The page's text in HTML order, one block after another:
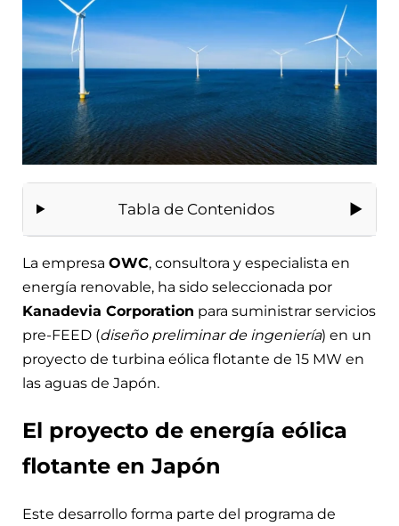
Tabla de Contenidos
La empresa OWC, consultora y especialista en
energía renovable, ha sido seleccionada por
Kanadevia Corporation para suministrar servicios
pre-FEED (diseño preliminar de ingeniería) en un
proyecto de turbina eólica flotante de 15 MW en
las aguas de Japón.
El proyecto de energía eólica
flotante en Japón
Este desarrollo forma parte del programa de